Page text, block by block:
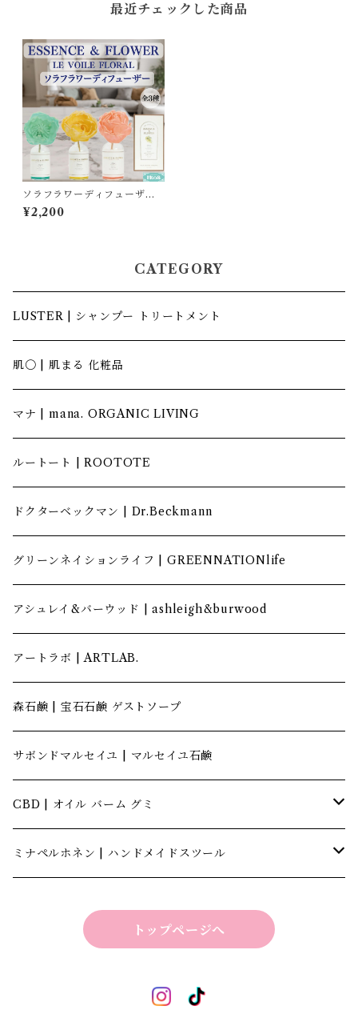
最近チェックした商品
ソラフラワーディフューザー
90ml エッセンス＆フラワー｜
ミモザ ローズ ミュゲ
¥2,200
CATEGORY
LUSTER | シャンプー トリートメント
肌〇 | 肌まる 化粧品
マナ | mana. ORGANIC LIVING
ルートート | ROOTOTE
ドクターベックマン | Dr.Beckmann
グリーンネイションライフ | GREENNATIONlife
アシュレイ&バーウッド | ashleigh&burwood
アートラボ | ARTLAB.
森石鹸 | 宝石石鹸 ゲストソープ
サボンドマルセイユ | マルセイユ石鹸
CBD | オイル バーム グミ
キャナテック | CannaTech
ミナペルホネン | ハンドメイドスツール
折り畳みスツール
トップページへ